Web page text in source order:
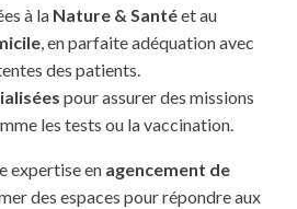
à la Nature & Santéet au
, en parfaite adéquation avec
des patients.
pour assurer des missions
les tests ou la vaccination.
expertise en agencement de
des espaces pour répondre aux